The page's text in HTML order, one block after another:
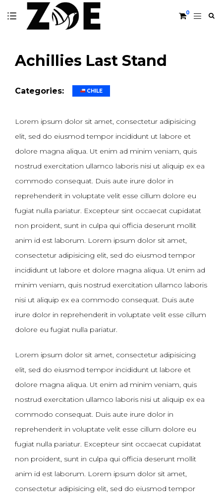
0
Achillies Last Stand
Categories: CHILE
Lorem ipsum dolor sit amet, consectetur adipisicing
elit, sed do eiusmod tempor incididunt ut labore et
dolore magna aliqua. Ut enim ad minim veniam, quis
nostrud exercitation ullamco laboris nisi ut aliquip ex ea
commodo consequat. Duis aute irure dolor in
reprehenderit in voluptate velit esse cillum dolore eu
fugiat nulla pariatur. Excepteur sint occaecat cupidatat
non proident, sunt in culpa qui officia deserunt mollit
anim id est laborum. Lorem ipsum dolor sit amet,
consectetur adipisicing elit, sed do eiusmod tempor
incididunt ut labore et dolore magna aliqua. Ut enim ad
minim veniam, quis nostrud exercitation ullamco laboris
nisi ut aliquip ex ea commodo consequat. Duis aute
irure dolor in reprehenderit in voluptate velit esse cillum
dolore eu fugiat nulla pariatur.
Lorem ipsum dolor sit amet, consectetur adipisicing
elit, sed do eiusmod tempor incididunt ut labore et
dolore magna aliqua. Ut enim ad minim veniam, quis
nostrud exercitation ullamco laboris nisi ut aliquip ex ea
commodo consequat. Duis aute irure dolor in
reprehenderit in voluptate velit esse cillum dolore eu
fugiat nulla pariatur. Excepteur sint occaecat cupidatat
non proident, sunt in culpa qui officia deserunt mollit
anim id est laborum. Lorem ipsum dolor sit amet,
consectetur adipisicing elit, sed do eiusmod tempor